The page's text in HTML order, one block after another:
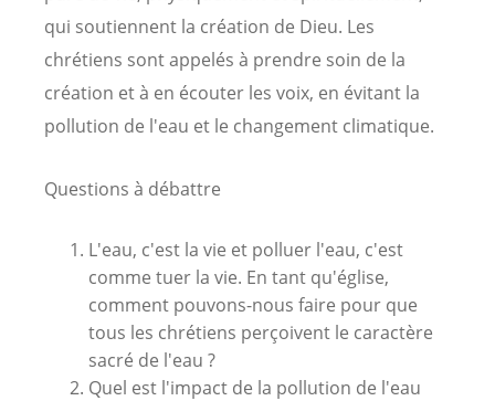
qui soutiennent la création de Dieu. Les
chrétiens sont appelés à prendre soin de la
création et à en écouter les voix, en évitant la
pollution de l'eau et le changement climatique.
Questions à débattre
L'eau, c'est la vie et polluer l'eau, c'est
comme tuer la vie. En tant qu'église,
comment pouvons-nous faire pour que
tous les chrétiens perçoivent le caractère
sacré de l'eau ?
Quel est l'impact de la pollution de l'eau